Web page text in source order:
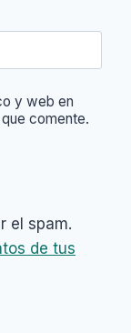
y web en
comente.
el spam.
de tus